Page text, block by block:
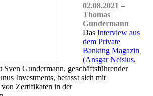
02.08.2021 –
Thomas
Gundermann
Das Interview aus
dem Private
Banking Magazin
(Ansgar Neisius,
Sven Gundermann, geschäftsführender
Investments, befasst sich mit
Zertifikaten in der